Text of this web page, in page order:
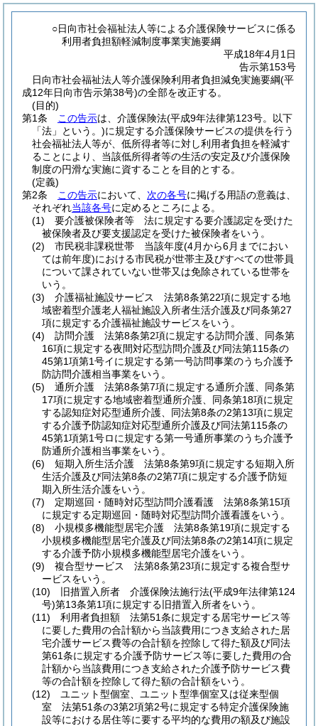
○日向市社会福祉法人等による介護保険サービスに係る
利用者負担額軽減制度事業実施要綱
平成18年4月1日
告示第153号
日向市社会福祉法人等介護保険利用者負担減免実施要綱(平
成12年日向市告示第38号)の全部を改正する。
(目的)
第1条
この告示は、介護保険法(平成9年法律第123号。以下
「法」という。)に規定する介護保険サービスの提供を行う
社会福祉法人等が、低所得者等に対し利用者負担を軽減す
ることにより、当該低所得者等の生活の安定及び介護保険
制度の円滑な実施に資することを目的とする。
(定義)
第2条
この告示において、 次の各号に掲げる用語の意義は、
それぞれ当該各号に定めるところによる。
(1)
要介護被保険者等 法に規定する要介護認定を受けた
被保険者及び要支援認定を受けた被保険者をいう。
(2)
市民税非課税世帯 当該年度(4月から6月までにおい
ては前年度)における市民税が世帯主及びすべての世帯員
について課されていない世帯又は免除されている世帯を
いう。
(3)
介護福祉施設サービス 法第8条第22項に規定する地
域密着型介護老人福祉施設入所者生活介護及び同条第27
項に規定する介護福祉施設サービスをいう。
(4)
訪問介護 法第8条第2項に規定する訪問介護、同条第
16項に規定する夜間対応型訪問介護及び同法第115条の
45第1項第1号イに規定する第一号訪問事業のうち介護予
防訪問介護相当事業をいう。
(5)
通所介護 法第8条第7項に規定する通所介護、同条第
17項に規定する地域密着型通所介護、同条第18項に規定
する認知症対応型通所介護、同法第8条の2第13項に規定
する介護予防認知症対応型通所介護及び同法第115条の
45第1項第1号ロに規定する第一号通所事業のうち介護予
防通所介護相当事業をいう。
(6)
短期入所生活介護 法第8条第9項に規定する短期入所
生活介護及び同法第8条の2第7項に規定する介護予防短
期入所生活介護をいう。
(7)
定期巡回・随時対応型訪問介護看護 法第8条第15項
に規定する定期巡回・随時対応型訪問介護看護をいう。
(8)
小規模多機能型居宅介護 法第8条第19項に規定する
小規模多機能型居宅介護及び同法第8条の2第14項に規定
する介護予防小規模多機能型居宅介護をいう。
(9)
複合型サービス 法第8条第23項に規定する複合型サ
ービスをいう。
(10)
旧措置入所者 介護保険法施行法(平成9年法律第124
号)第13条第1項に規定する旧措置入所者をいう。
(11)
利用者負担額 法第51条に規定する居宅サービス等
に要した費用の合計額から当該費用につき支給された居
宅介護サービス費等の合計額を控除して得た額及び同法
第61条に規定する介護予防サービス等に要した費用の合
計額から当該費用につき支給された介護予防サービス費
等の合計額を控除して得た額の合計額をいう。
(12)
ユニット型個室、ユニット型準個室又は従来型個
室 法第51条の3第2項第2号に規定する特定介護保険施
設等における居住等に要する平均的な費用の額及び施設